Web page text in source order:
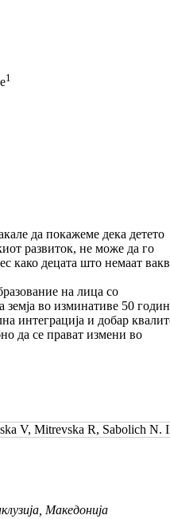
1
да покажеме дека детето
развиток, не може да го
како децата што немаат
на лица со
во изминативе 50
интеграција и добар
да се прават измени во
V, Mitrevska R, Sabolich N.
Македонија